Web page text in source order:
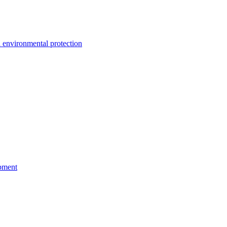
protection